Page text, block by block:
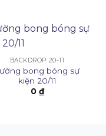
BACKDROP 20-11
bong bóng sự
kiện 20/11
0 ₫